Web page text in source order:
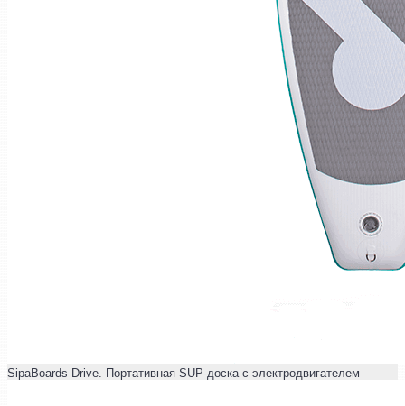
SipaBoards Drive. Портативная SUP-доска с электродвигателем